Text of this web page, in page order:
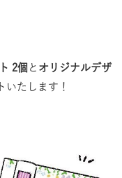
2個 と オリジナルデザ
いたします！